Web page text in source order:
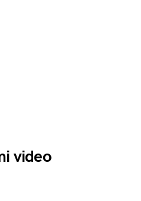
video